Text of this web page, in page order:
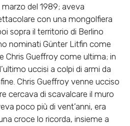
del 1989; aveva
con una mongolfiera
sopra il territorio di Berlino
nominati Günter Litfin come
Chris Gueffroy come ultima; in
uccisi a colpi di armi da
Chris Gueffroy venne ucciso
cercava di scavalcare il muro
poco più di vent’anni, era
croce lo ricorda, insieme a